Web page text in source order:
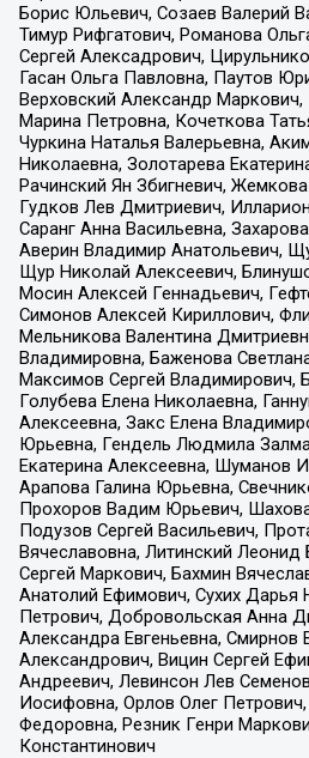
Борис Юльевич, Созаев Валерий
Тимур Рифгатович, Романова
Сергей Алексадрович,
Гасан Ольга Павловна, Паутов
Верховский Александр
Марина Петровна, Кочеткова
Чуркина Наталья Валерьевна,
Николаевна, Золотарева
Рачинский Ян Збигневич,
Гудков Лев Дмитриевич,
Саранг Анна Васильевна,
Аверин Владимир Анатольевич,
Щур Николай Алексеевич,
Мосин Алексей Геннадьевич,
Симонов Алексей Кириллович,
Мельникова Валентина
Владимировна, Баженова
Максимов Сергей Владимирович,
Голубева Елена Николаевна,
Алексеевна, Закс Елена
Юрьевна, Гендель Людмила
Екатерина Алексеевна, Шуманов
Арапова Галина Юрьевна,
Прохоров Вадим Юрьевич,
Подузов Сергей Васильевич,
Вячеславовна, Литинский Леонид
Сергей Маркович, Бахмин
Анатолий Ефимович, Сухих Дарья
Петрович, Добровольская Анна
Александра Евгеньевна, Смирнов
Александрович, Вицин Сергей
Андреевич, Левинсон Лев
Иосифовна, Орлов Олег
Федоровна, Резник Генри
Константинович